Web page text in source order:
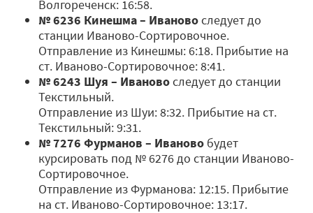
Волгореченск: 16:58.
№ 6236 Кинешма – Ивановоследует до
станции Иваново-Сортировочное.
Отправление из Кинешмы: 6:18. Прибытие на
ст. Иваново-Сортировочное: 8:41.
№ 6243 Шуя – Ивановоследует до станции
Текстильный.
Отправление из Шуи: 8:32. Прибытие на ст.
Текстильный: 9:31.
№ 7276 Фурманов – Иваново будет
курсировать под № 6276 до станции Иваново-
Сортировочное.
Отправление из Фурманова: 12:15. Прибытие
на ст. Иваново-Сортировочное: 13:17.